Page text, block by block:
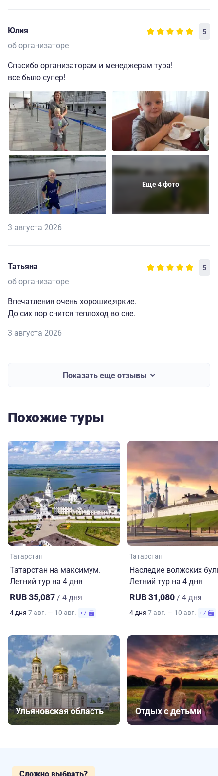
Юлия 5
об организаторе
Спасибо организаторам и менеджерам тура!
все было супер!
Еще 4 фото
3 августа 2026
Татьяна 5
об организаторе
Впечатления очень хорошие,яркие.
До сих пор снится теплоход во сне.
3 августа 2026
Показать еще отзывы
Похожие туры
Татарстан
Татарстан на максимум.
Летний тур на 4 дня
RUB 35,087 / 4 дня
4 дня 7 авг. — 10 авг. +7
Татарстан
Наследие волжских
Летний тур на 4 дня
RUB 31,080 / 4 дня
4 дня 7 авг. — 10 авг. +7
Ульяновская область Отдых с детьми
Сложно выбрать?